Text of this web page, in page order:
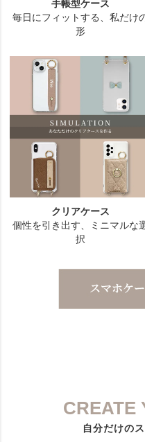
CREATE
自分だけの